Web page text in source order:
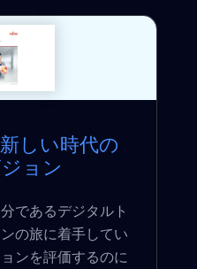
しい時代の
ョン
であるデジタルト
の旅に着手してい
ンを評価するのに